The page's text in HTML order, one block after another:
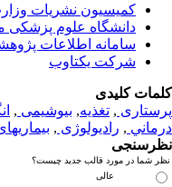
کمیسیون نشریات
دانشگاه علوم پزشکی
سامانه اطلاعات پژوهشی
شرکت یکتاوب
کلیدی
, تغذيه,بیوشیمی ,
, رادیولوژی,
شما در مورد قالب جدید چیست؟
عالی